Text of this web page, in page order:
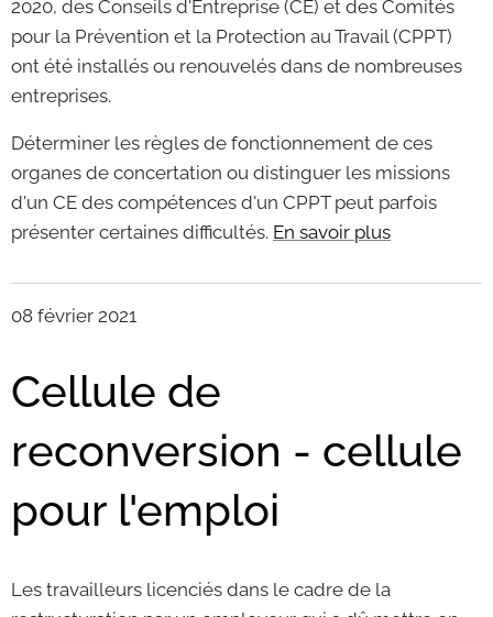
2020, des Conseils d'Entreprise (CE) et des Comités
pour la Prévention et la Protection au Travail (CPPT)
ont été installés ou renouvelés dans de nombreuses
entreprises.
Déterminer les règles de fonctionnement de ces
organes de concertation ou distinguer les missions
d'un CE des compétences d'un CPPT peut parfois
présenter certaines difficultés. En savoir plus
08 février 2021
Cellule de
reconversion - cellule
pour l'emploi
Les travailleurs licenciés dans le cadre de la